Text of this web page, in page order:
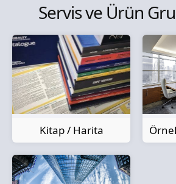
Servis ve Ürün
Kitap / Harita